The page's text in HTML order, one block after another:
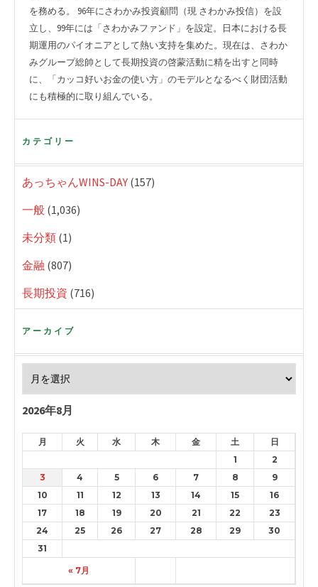
を務める。 96年にさわかみ投資顧問（現 さわかみ投信）を設
立し、99年には「さわかみファンド」を設定。日本における長
期運用のパイオニアとして熱い支持を集めた。現在は、さわか
みグループ総帥として長期投資の啓蒙活動に精を出すと同時
に、「カッコ好いお金の使い方」のモデルとなるべく財団活動
にも積極的に取り組んでいる。
カテゴリー
あっちゃんWINS-DAY (157)
一般 (1,036)
未分類 (1)
金融 (807)
長期投資 (716)
アーカイブ
2026年8月
月 火 水 木 金 土 日
« 7月
1
2
3
4 5 6 7 8
9
10
11 12 13 14 15
16
17
18 19 20 21 22
23
24
25 26 27 28 29
30
31